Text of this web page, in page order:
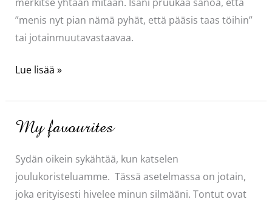
”menis nyt pian nämä pyhät, että pääsis taas töihin”
tai jotainmuutavastaavaa.
Miksi
toisen
joulu?
Lue lisää »
My favourites
Sydän oikein sykähtää, kun katselen
joulukoristeluamme. Tässä asetelmassa on jotain,
joka erityisesti hivelee minun silmääni. Tontut ovat